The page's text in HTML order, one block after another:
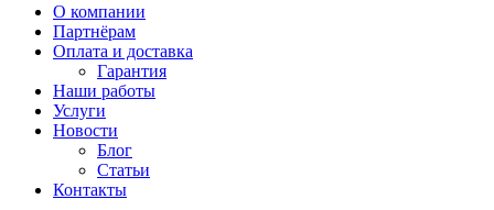
О компании
Партнёрам
Оплата и доставка
Гарантия
Наши работы
Услуги
Новости
Блог
Статьи
Контакты